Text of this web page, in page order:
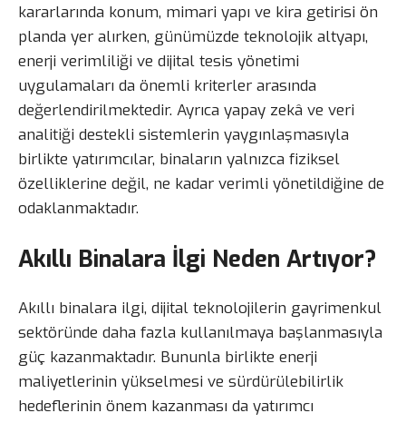
kararlarında konum, mimari yapı ve kira getirisi ön
planda yer alırken, günümüzde teknolojik altyapı,
enerji verimliliği ve dijital tesis yönetimi
uygulamaları da önemli kriterler arasında
değerlendirilmektedir. Ayrıca yapay zekâ ve veri
analitiği destekli sistemlerin yaygınlaşmasıyla
birlikte yatırımcılar, binaların yalnızca fiziksel
özelliklerine değil, ne kadar verimli yönetildiğine de
odaklanmaktadır.
Akıllı Binalara İlgi Neden Artıyor?
Akıllı binalara ilgi, dijital teknolojilerin gayrimenkul
sektöründe daha fazla kullanılmaya başlanmasıyla
güç kazanmaktadır. Bununla birlikte enerji
maliyetlerinin yükselmesi ve sürdürülebilirlik
hedeflerinin önem kazanması da yatırımcı